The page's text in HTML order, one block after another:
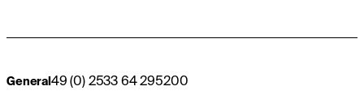
General 49 (0) 2533 64 295200